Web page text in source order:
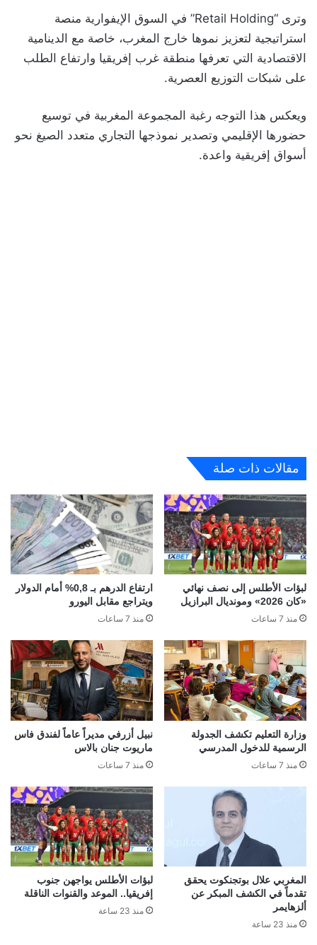
وترى “Retail Holding” في السوق الإيفوارية منصة
استراتيجية لتعزيز نموها خارج المغرب، خاصة مع الدينامية
الاقتصادية التي تعرفها منطقة غرب إفريقيا وارتفاع الطلب
على شبكات التوزيع العصرية.
ويعكس هذا التوجه رغبة المجموعة المغربية في توسيع
حضورها الإقليمي وتصدير نموذجها التجاري متعدد الصيغ نحو
أسواق إفريقية واعدة.
مقالات ذات صلة
لبؤات الأطلس إلى نصف نهائي
«كان 2026» ومونديال البرازيل
منذ 7 ساعات
ارتفاع الدرهم بـ 0,8% أمام الدولار
ويتراجع مقابل اليورو
منذ 7 ساعات
وزارة التعليم تكشف الجدولة
الرسمية للدخول المدرسي
منذ 7 ساعات
نبيل أزرفي مديراً عاماً لفندق فاس
ماريوت جنان بالاس
منذ 7 ساعات
المغربي علال بوتجنكوت يحقق
تقدماً في الكشف المبكر عن
ألزهايمر
منذ 23 ساعة
لبؤات الأطلس يواجهن جنوب
إفريقيا.. الموعد والقنوات الناقلة
منذ 23 ساعة